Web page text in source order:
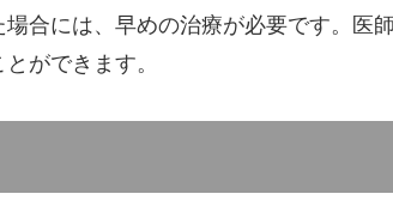
合には、早めの治療が必要です。医
ができます。